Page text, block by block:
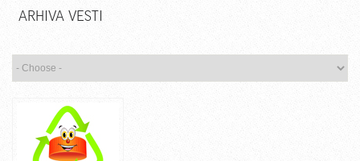
ARHIVA VESTI